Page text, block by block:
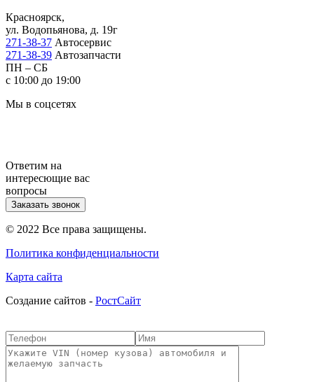
Красноярск,
ул. Водопьянова, д. 19г
271-38-37 Автосервис
271-38-39 Автозапчасти
ПН – СБ
с 10:00 до 19:00
Мы в соцсетях
Ответим на
интересющие вас
вопросы
Заказать звонок
© 2022 Все права защищены.
Политика конфиденциальности
Карта сайта
Cоздание сайтов - РостСайт